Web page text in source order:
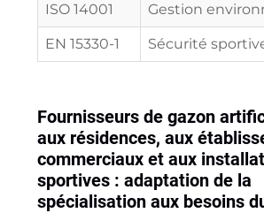
ISO 14001 Gestion
EN 15330-1 Sécurité
Fournisseurs de gazon
aux résidences, aux
commerciaux et aux
sportives : adaptation de la
spécialisation aux besoins